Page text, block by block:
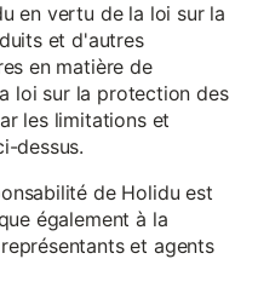
en vertu de la loi sur la
et d'autres
en matière de
loi sur la protection des
les limitations et
dessus.
de Holidu est
également à la
et agents